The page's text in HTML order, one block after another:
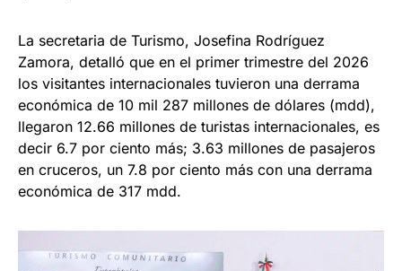
La secretaria de Turismo, Josefina Rodríguez
Zamora, detalló que en el primer trimestre del 2026
los visitantes internacionales tuvieron una derrama
económica de 10 mil 287 millones de dólares (mdd),
llegaron 12.66 millones de turistas internacionales, es
decir 6.7 por ciento más; 3.63 millones de pasajeros
en cruceros, un 7.8 por ciento más con una derrama
económica de 317 mdd.